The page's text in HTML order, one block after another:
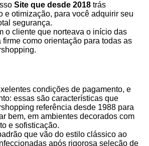
Site que desde 2018 trás
e otimização, para você adquirir seu
segurança.
o cliente que norteava o início das
como orientação para todas as
condições de pagamento, e
essas são características que
referência desde 1988 para
bem, em ambientes decorados com
e sofisticação.
que vão do estilo clássico ao
após rigorosa seleção de